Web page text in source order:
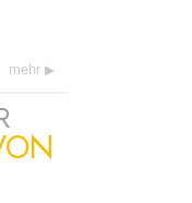
mehr